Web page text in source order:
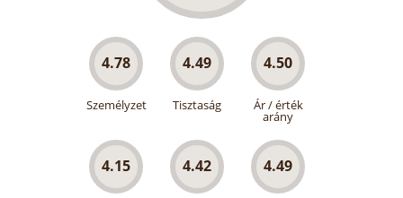
4.78
Személyzet
4.49
Tisztaság
4.50
Ár / érték
arány
4.15 4.42 4.49